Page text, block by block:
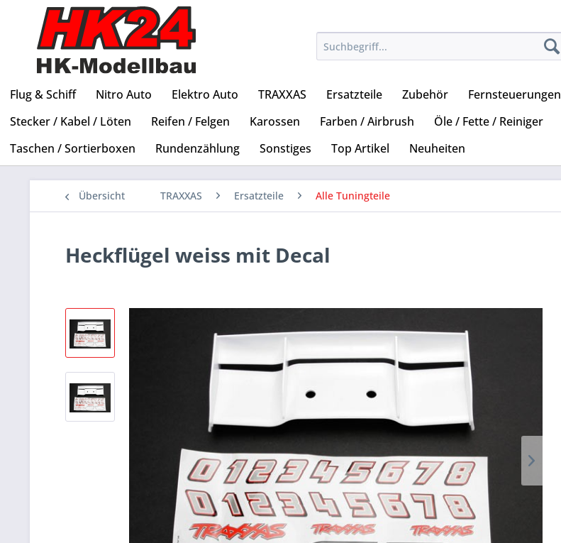
Flug & Schiff Nitro Auto Elektro Auto TRAXXAS Ersatzteile Zubehör Fernsteuerungen
Stecker / Kabel / Löten
Reifen / Felgen Karossen Farben / Airbrush Öle / Fette / Reiniger
Taschen / Sortierboxen
Rundenzählung Sonstiges Top Artikel Neuheiten
Übersicht TRAXXAS Ersatzteile Alle Tuningteile
Heckflügel weiss mit Decal